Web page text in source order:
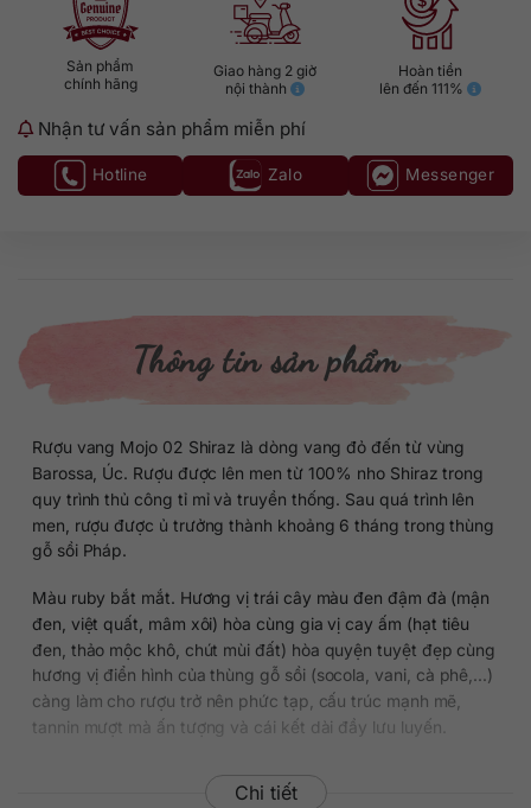
Sản phẩm
chính hãng
Giao hàng 2 giờ
nội thành
Hoàn tiền
lên đến 111%
Nhận tư vấn sản phẩm miễn phí
Hotline Zalo Messenger
Thông tin sản phẩm
Rượu vang Mojo 02 Shiraz là dòng vang đỏ đến từ vùng
Barossa, Úc. Rượu được lên men từ 100% nho Shiraz trong
quy trình thủ công tỉ mỉ và truyền thống. Sau quá trình lên
men, rượu được ủ trưởng thành khoảng 6 tháng trong thùng
gỗ sồi Pháp.
Màu ruby bắt mắt. Hương vị trái cây màu đen đậm đà (mận
đen, việt quất, mâm xôi) hòa cùng gia vị cay ấm (hạt tiêu
đen, thảo mộc khô, chút mùi đất) hòa quyện tuyệt đẹp cùng
hương vị điển hình của thùng gỗ sồi (socola, vani, cà phê,…)
càng làm cho rượu trở nên phức tạp, cấu trúc mạnh mẽ,
tannin mượt mà ấn tượng và cái kết dài đầy lưu luyến.
Chi tiết